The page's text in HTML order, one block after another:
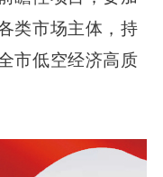
类市场主体，持
市低空经济高质